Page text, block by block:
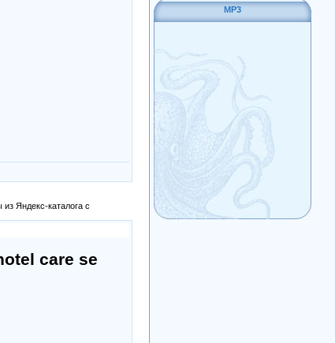
Яндекс-каталога с
care se
MP3